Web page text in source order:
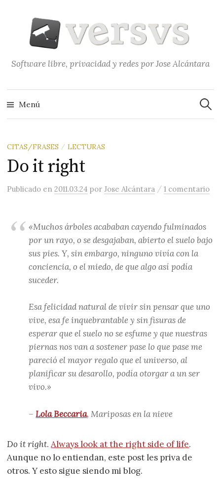
contenido
Software libre, privacidad y redes por Jose Alcántara
Menú
CITAS/FRASES / LECTURAS
Do it right
Publicado en2011.03.24 porJose Alcántara /1 comentario
«Muchos árboles acababan cayendo fulminados
por un rayo, o se desgajaban, abierto el suelo bajo
sus pies. Y, sin embargo, ninguno vivía con la
conciencia, o el miedo, de que algo así podía
suceder.
Esa felicidad natural de vivir sin pensar que uno
vive, esa fe inquebrantable y sin fisuras de
esperar que el suelo no se esfume y que nuestras
piernas nos van a sostener pase lo que pase me
pareció el mayor regalo que el universo, al
planificar su desarollo, podía otorgar a un ser
vivo.»
–Lola Beccaria,Mariposas en la nieve
Do it right.Always look at the right side of life.
Aunque no lo entiendan, este post les priva de
otros. Y esto sigue siendo mi blog.